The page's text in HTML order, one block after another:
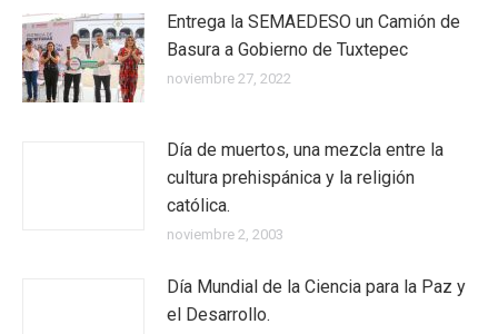
Entrega la SEMAEDESO un Camión de
Basura a Gobierno de Tuxtepec
noviembre 27, 2022
Día de muertos, una mezcla entre la
cultura prehispánica y la religión
católica.
noviembre 2, 2003
Día Mundial de la Ciencia para la Paz y
el Desarrollo.